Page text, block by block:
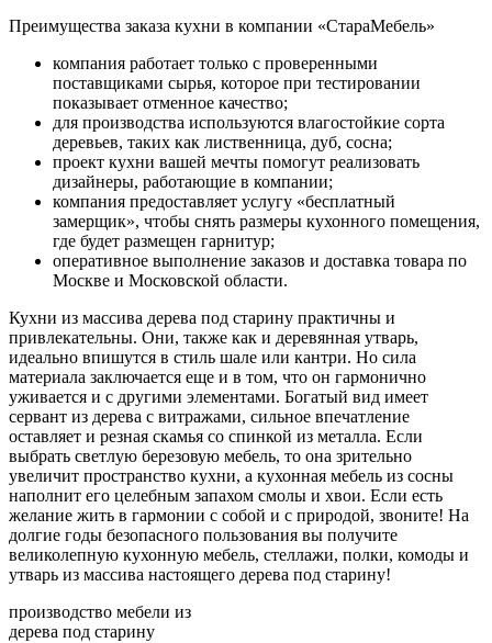
Преимущества заказа кухни в компании «СтараМебель»
компания работает только с проверенными
поставщиками сырья, которое при тестировании
показывает отменное качество;
для производства используются влагостойкие сорта
деревьев, таких как лиственница, дуб, сосна;
проект кухни вашей мечты помогут реализовать
дизайнеры, работающие в компании;
компания предоставляет услугу «бесплатный
замерщик», чтобы снять размеры кухонного помещения,
где будет размещен гарнитур;
оперативное выполнение заказов и доставка товара по
Москве и Московской области.
Кухни из массива дерева под старину практичны и
привлекательны. Они, также как и деревянная утварь,
идеально впишутся в стиль шале или кантри. Но сила
материала заключается еще и в том, что он гармонично
уживается и с другими элементами. Богатый вид имеет
сервант из дерева с витражами, сильное впечатление
оставляет и резная скамья со спинкой из металла. Если
выбрать светлую березовую мебель, то она зрительно
увеличит пространство кухни, а кухонная мебель из сосны
наполнит его целебным запахом смолы и хвои. Если есть
желание жить в гармонии с собой и с природой, звоните! На
долгие годы безопасного пользования вы получите
великолепную кухонную мебель, стеллажи, полки, комоды и
утварь из массива настоящего дерева под старину!
производство мебели из
дерева под старину